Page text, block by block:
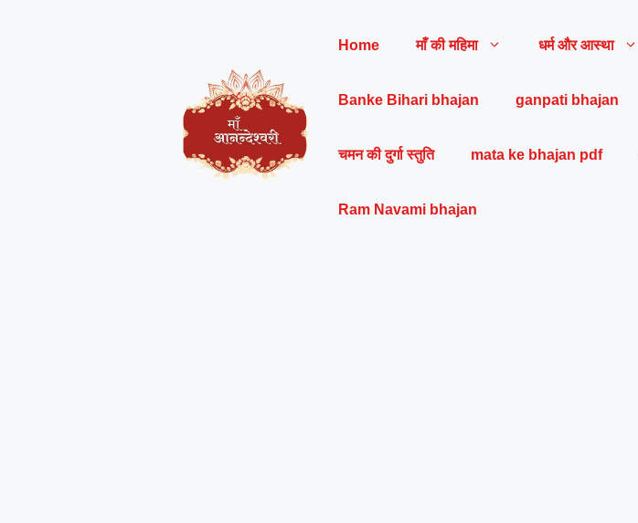
Home माँ की महिमा धर्म और आस्था
Banke Bihari bhajan ganpati bhajan
चमन की दुर्गा स्तुति mata ke bhajan pdf
Ram Navami bhajan